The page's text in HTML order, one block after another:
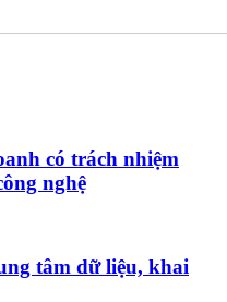
có trách nhiệm
nghệ
tâm dữ liệu, khai